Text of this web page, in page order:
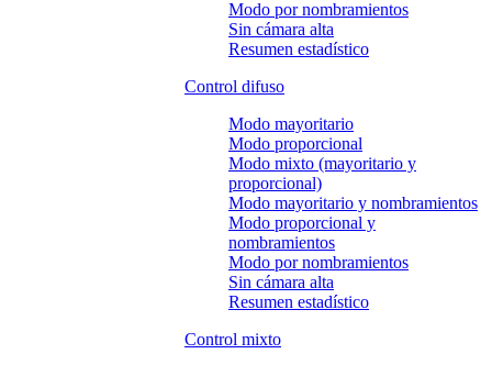
Modo por nombramientos
Sin cámara alta
Resumen estadístico
Control difuso
Modo mayoritario
Modo proporcional
Modo mixto (mayoritario y
proporcional)
Modo mayoritario y nombramientos
Modo proporcional y
nombramientos
Modo por nombramientos
Sin cámara alta
Resumen estadístico
Control mixto